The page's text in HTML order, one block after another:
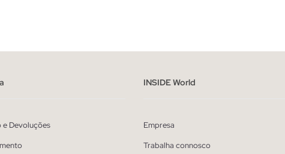
e Devoluções
INSIDE World
Empresa
Trabalha connosco